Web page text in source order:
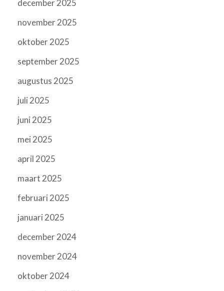
december 2025
november 2025
oktober 2025
september 2025
augustus 2025
juli 2025
juni 2025
mei 2025
april 2025
maart 2025
februari 2025
januari 2025
december 2024
november 2024
oktober 2024